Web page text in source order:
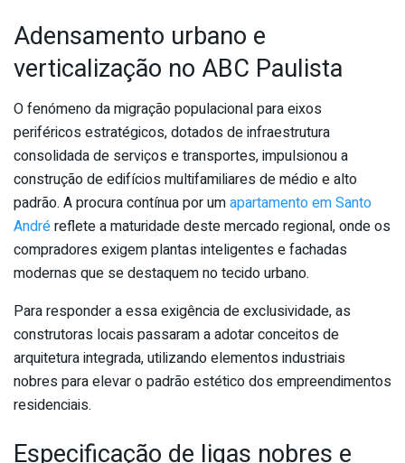
Adensamento urbano e
verticalização no ABC Paulista
O fenómeno da migração populacional para eixos
periféricos estratégicos, dotados de infraestrutura
consolidada de serviços e transportes, impulsionou a
construção de edifícios multifamiliares de médio e alto
padrão. A procura contínua por umapartamento em Santo
Andréreflete a maturidade deste mercado regional, onde os
compradores exigem plantas inteligentes e fachadas
modernas que se destaquem no tecido urbano.
Para responder a essa exigência de exclusividade, as
construtoras locais passaram a adotar conceitos de
arquitetura integrada, utilizando elementos industriais
nobres para elevar o padrão estético dos empreendimentos
residenciais.
Especificação de ligas nobres e